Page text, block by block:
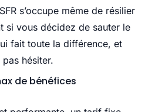
s’occupe même de résilier
si vous décidez de sauter le
fait toute la différence, et
hésiter.
de bénéfices